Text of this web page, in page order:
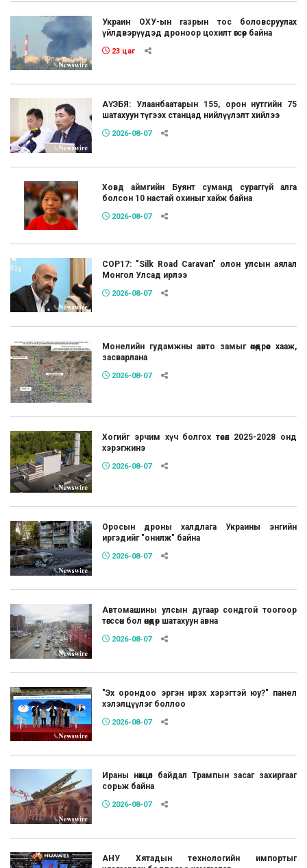
Украин ОХУ-ын газрын тос боловсруулах
үйлдвэрүүдэд дроноор цохилт өгсөөр байна
23 цаг
АҮЭБЯ: Улаанбаатарын 155, орон нутгийн 75
шатахуун түгээх станцад нийлүүлэлт хийлээ
2026-08-07
Ховд аймгийн Буянт суманд сураггүй алга
болсон 10 настай охиныг хайж байна
2026-08-07
COP17: "Silk Road Caravan" олон улсын аялал
Монгол Улсад ирлээ
2026-08-07
Монелийн гудамжны авто замыг өнөөдрөөс хааж,
засварлана
2026-08-07
Хогийг эрчим хүч болгох төсөл 2025-2028 онд
хэрэгжинэ
2026-08-07
Оросын дроны халдлага Украины энгийн
иргэдийг "онилж" байна
2026-08-07
Автомашины улсын дугаар сондгой тоогоор
төгссөн бол өнөөдөр шатахуун авна
2026-08-07
"Эх орондоо эргэн ирэх хэрэгтэй юу?" панел
хэлэлцүүлэг боллоо
2026-08-07
Ираны нөхцөл байдал Трампын засаг захиргааг
сорьж байна
2026-08-07
АНУ Хятадын технологийн импортыг